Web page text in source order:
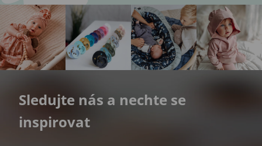
Sledujte nás a nechte se
inspirovat